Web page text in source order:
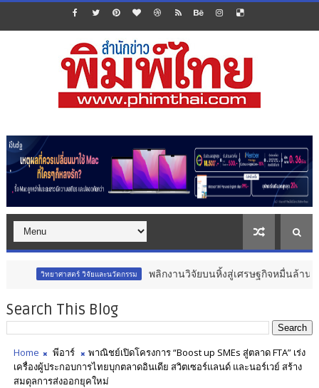
ตร์ วิจัยและนวัตกรรม พลิกงานวิจัยบนหิ้งสู่เศรษฐกิจหมื่นล้าน : เจาะลึกมุมมอง
Search This Blog
Home พีอาร์
พาณิชย์เปิดโครงการ “Boost up SMEs สู่ตลาด FTA” เร่ง
เครื่องผู้ประกอบการไทยบุกตลาดอินเดีย สวิตเซอร์แลนด์ และนอร์เวย์ สร้าง
สมดุลการส่งออกยุคใหม่